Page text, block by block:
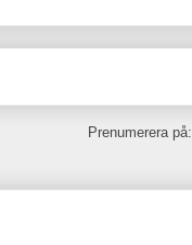
Prenumerera på: